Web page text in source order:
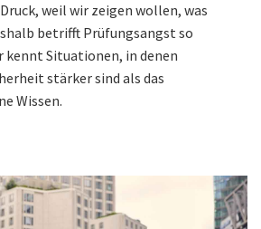
weil wir zeigen wollen, was
betrifft Prüfungsangst so
kennt Situationen, in denen
stärker sind als das
Wissen.